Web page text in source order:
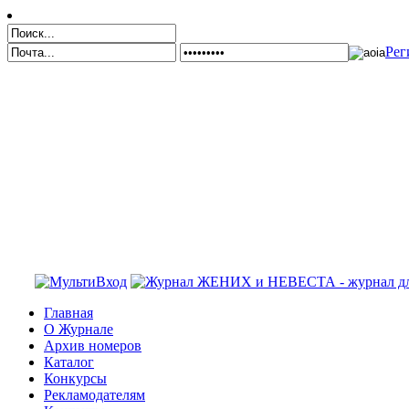
Главная
О Журнале
Архив номеров
Каталог
Конкурсы
Рекламодателям